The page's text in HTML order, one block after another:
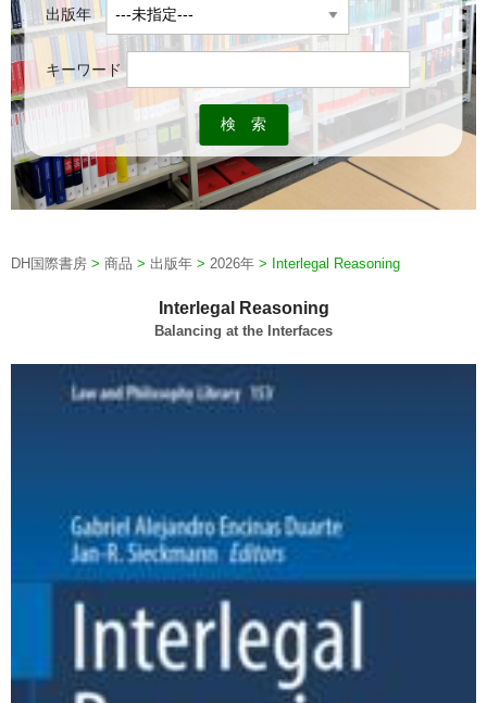
出版年
キーワード
DH国際書房 > 商品 > 出版年 > 2026年 > Interlegal Reasoning
Interlegal Reasoning
Balancing at the Interfaces